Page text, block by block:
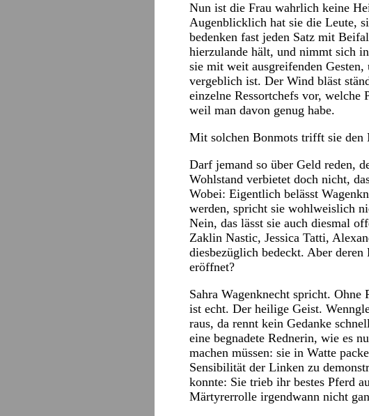
Nun ist die Frau wahrlich keine
Augenblicklich hat sie die Leute,
bedenken fast jeden Satz mit
hierzulande hält, und nimmt sich
sie mit weit ausgreifenden
vergeblich ist. Der Wind bläst
einzelne Ressortchefs vor,
weil man davon genug habe.
Mit solchen Bonmots trifft sie den
Darf jemand so über Geld reden,
Wohlstand verbietet doch nicht,
Wobei: Eigentlich belässt
werden, spricht sie wohlweislich
Nein, das lässt sie auch diesmal
Zaklin Nastic, Jessica Tatti,
diesbezüglich bedeckt. Aber
eröffnet?
Sahra Wagenknecht spricht.
ist echt. Der heilige Geist.
raus, da rennt kein Gedanke
eine begnadete Rednerin, wie es
machen müssen: sie in Watte
Sensibilität der Linken zu
konnte: Sie trieb ihr bestes Pferd
Märtyrerrolle irgendwann nicht